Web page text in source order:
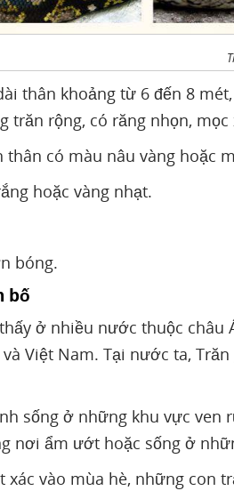
thân khoảng từ 6 đến 8
trăn rộng, có răng nhọn,
có màu nâu vàng hoặc
hoặc vàng nhạt.
bóng.
bố
ở nhiều nước thuộc châu
Việt Nam. Tại nước ta,
sống ở những khu vực ven
nơi ẩm ướt hoặc sống ở
xác vào mùa hè, những con